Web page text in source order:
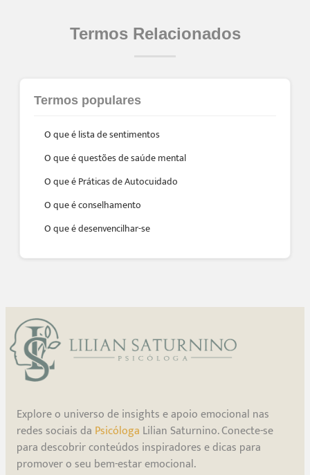
Termos Relacionados
Termos populares
O que é lista de sentimentos
O que é questões de saúde mental
O que é Práticas de Autocuidado
O que é conselhamento
O que é desenvencilhar-se
Explore o universo de insights e apoio emocional nas
redes sociais da Psicóloga Lilian Saturnino. Conecte-se
para descobrir conteúdos inspiradores e dicas para
promover o seu bem-estar emocional.